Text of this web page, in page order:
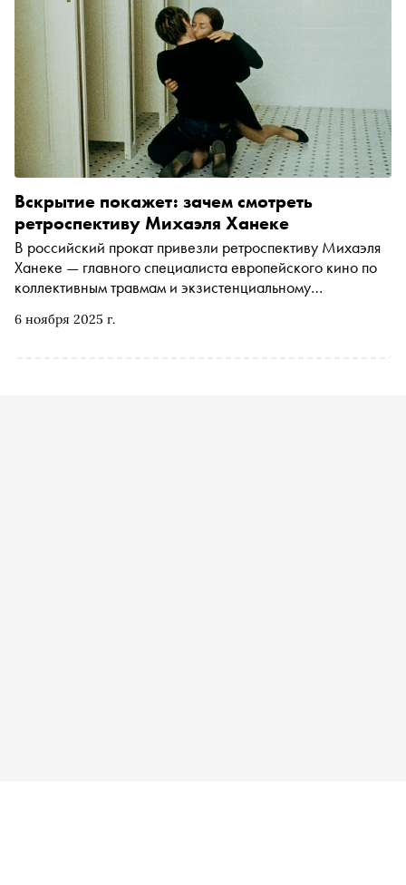
6 ноября 2025 г.
Вскрытие покажет: зачем смотреть
ретроспективу Михаэля Ханеке
В российский прокат привезли ретроспективу Михаэля
Ханеке — главного специалиста европейского кино по
коллективным травмам и экзистенциальному
спокойствию, с которым австрийский режиссёр